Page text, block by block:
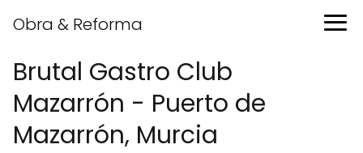
Obra & Reforma
Brutal Gastro Club
Mazarrón - Puerto de
Mazarrón, Murcia